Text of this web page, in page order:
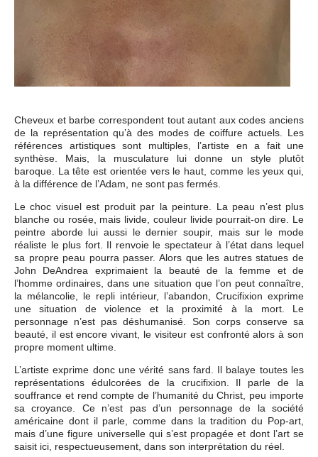
Cheveux et barbe correspondent tout autant aux codes anciens
de la représentation qu’à des modes de coiffure actuels. Les
références artistiques sont multiples, l’artiste en a fait une
synthèse. Mais, la musculature lui donne un style plutôt
baroque. La tête est orientée vers le haut, comme les yeux qui,
à la différence de l’Adam, ne sont pas fermés.
Le choc visuel est produit par la peinture. La peau n’est plus
blanche ou rosée, mais livide, couleur livide pourrait-on dire. Le
peintre aborde lui aussi le dernier soupir, mais sur le mode
réaliste le plus fort. Il renvoie le spectateur à l’état dans lequel
sa propre peau pourra passer. Alors que les autres statues de
John DeAndrea exprimaient la beauté de la femme et de
l’homme ordinaires, dans une situation que l’on peut connaître,
la mélancolie, le repli intérieur, l’abandon, Crucifixion exprime
une situation de violence et la proximité à la mort. Le
personnage n’est pas déshumanisé. Son corps conserve sa
beauté, il est encore vivant, le visiteur est confronté alors à son
propre moment ultime.
L’artiste exprime donc une vérité sans fard. Il balaye toutes les
représentations édulcorées de la crucifixion. Il parle de la
souffrance et rend compte de l’humanité du Christ, peu importe
sa croyance. Ce n’est pas d’un personnage de la société
américaine dont il parle, comme dans la tradition du Pop-art,
mais d’une figure universelle qui s’est propagée et dont l’art se
saisit ici, respectueusement, dans son interprétation du réel.